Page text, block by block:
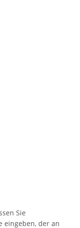
Sie
eingeben, der an